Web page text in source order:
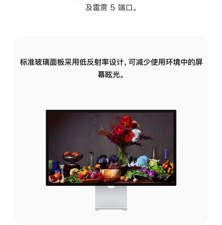
及雷雳 5 端口。
标准玻璃面板采用低反射率设计，可减少使用环境中的屏
幕眩光。